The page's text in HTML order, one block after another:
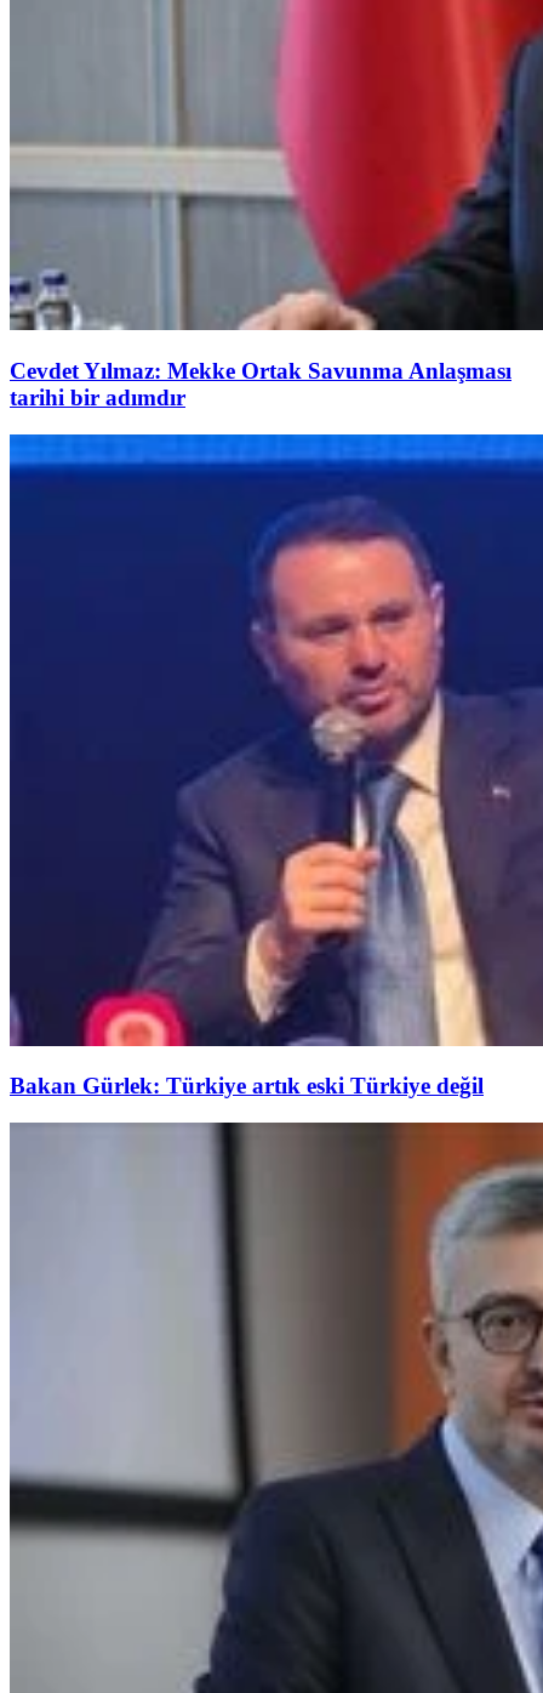
Cevdet Yılmaz: Mekke Ortak Savunma Anlaşması
tarihi bir adımdır
Bakan Gürlek: Türkiye artık eski Türkiye değil